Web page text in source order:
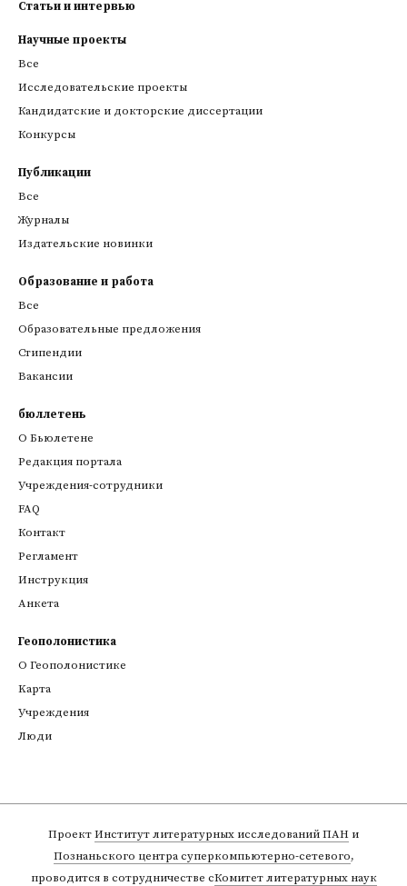
Статьи и интервью
Научные проекты
Все
Исследовательские проекты
Кандидатские и докторские диссертации
Конкурсы
Публикации
Все
Журналы
Издательские новинки
Образование и работа
Все
Образовательные предложения
Стипендии
Вакансии
бюллетень
О Бьюлетене
Редакция портала
Учреждения-сотрудники
FAQ
Контакт
Регламент
Инструкция
Анкета
Геополонистика
О Геополонистике
Kарта
Учреждения
Люди
ПроектИнститут литературных исследований ПАН и
Познаньского центра суперкомпьютерно-сетевого,
проводится в сотрудничестве сКомитет литературных наук